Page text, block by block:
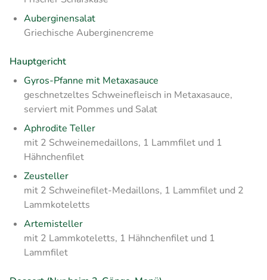
Auberginensalat
Griechische Auberginencreme
Hauptgericht
Gyros-Pfanne mit Metaxasauce
geschnetzeltes Schweinefleisch in Metaxasauce,
serviert mit Pommes und Salat
Aphrodite Teller
mit 2 Schweinemedaillons, 1 Lammfilet und 1
Hähnchenfilet
Zeusteller
mit 2 Schweinefilet-Medaillons, 1 Lammfilet und 2
Lammkoteletts
Artemisteller
mit 2 Lammkoteletts, 1 Hähnchenfilet und 1
Lammfilet